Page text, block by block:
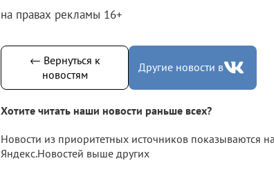
на правах рекламы 16+
← Вернуться к
новостям
Другие новости в
Хотите читать наши новости раньше всех?
Новости из приоритетных источников показываются
Яндекс.Новостей выше других